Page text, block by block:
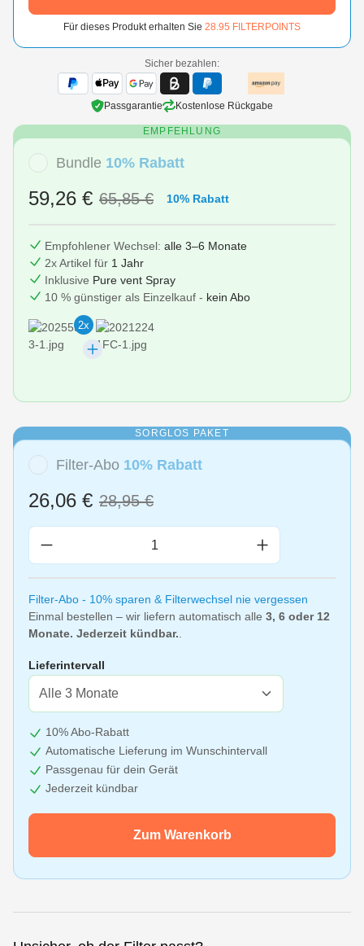
Für dieses Produkt erhalten Sie 28.95 FILTERPOINTS
Sicher bezahlen:
Passgarantie Kostenlose Rückgabe
EMPFEHLUNG
Bundle 10% Rabatt
59,26 € 65,85 € 10% Rabatt
Empfohlener Wechsel: alle 3–6 Monate
2x Artikel für 1 Jahr
Inklusive Pure vent Spray
10 % günstiger als Einzelkauf - kein Abo
2x
SORGLOS PAKET
Filter-Abo 10% Rabatt
Produkt Anzahl: Gib den gewünschten
26,06 € 28,95 €
Filter-Abo - 10% sparen & Filterwechsel nie vergessen
Einmal bestellen – wir liefern automatisch alle 3, 6 oder 12
Monate. Jederzeit kündbar.
Lieferintervall
10% Abo-Rabatt
Automatische Lieferung im Wunschintervall
Passgenau für dein Gerät
Jederzeit kündbar
Zum Warenkorb